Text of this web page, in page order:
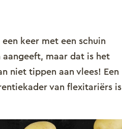
keer met een schuin
maar dat is het
niet tippen aan vlees! Een
van flexitariërs is